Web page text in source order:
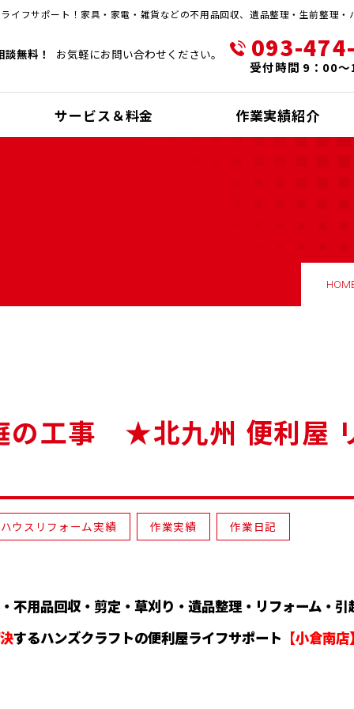
サポート！家具・家電・雑貨などの不用品回収、遺品整理・生前整理・
無料！ お気軽にお問い合わせください。 093-
受付時間 9：00
サービス＆料金 作業実績紹介
の工事 ★北九州 便利屋
ハウスリフォーム実績 作業実績 作業日記
不用品回収・剪定・草刈り・遺品整理・リフォーム・
するハンズクラフトの便利屋ライフサポート 【小倉南